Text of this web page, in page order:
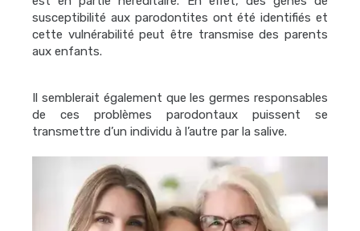
susceptibilité aux parodontites ont été identifiés et
cette vulnérabilité peut être transmise des parents
aux enfants.
Il semblerait également que les germes responsables
de ces problèmes parodontaux puissent se
transmettre d’un individu à l’autre par la salive.